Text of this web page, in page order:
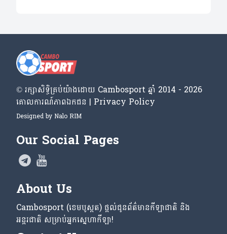
© រក្សា​សិទ្ធិ​គ្រប់​យ៉ាង​ដោយ​ Cambosport ឆ្នាំ 2014 - 2026
គោលការណ៍​ភាព​ឯកជន | Privacy Policy
Designed by Nalo RIM
Our Social Pages
About Us
Cambosport (ខេមបូស្ពត) ផ្តល់ជូនព័ត៌មានកីឡាជាតិ និង
អន្តរជាតិ សម្រាប់អ្នកស្នេហាកីឡា!